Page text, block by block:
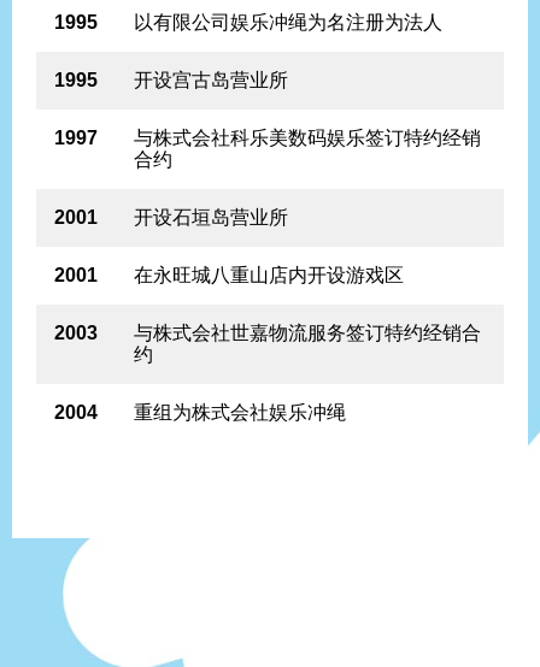
1995 以有限公司娱乐冲绳为名注册为法人
1995 开设宫古岛营业所
1997
与株式会社科乐美数码娱乐签订特约经销
合约
2001 开设石垣岛营业所
2001 在永旺城八重山店内开设游戏区
2003
与株式会社世嘉物流服务签订特约经销合
约
2004 重组为株式会社娱乐冲绳